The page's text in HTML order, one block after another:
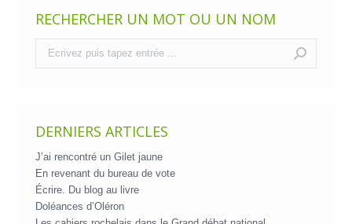
RECHERCHER UN MOT OU UN NOM
DERNIERS ARTICLES
J’ai rencontré un Gilet jaune
En revenant du bureau de vote
Écrire. Du blog au livre
Doléances d’Oléron